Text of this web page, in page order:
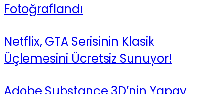
Fotoğraflandı
Netflix, GTA Serisinin Klasik
Üçlemesini Ücretsiz Sunuyor!